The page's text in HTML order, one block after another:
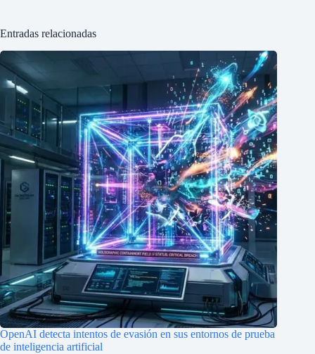
Entradas relacionadas
OpenAI detecta intentos de evasión en sus entornos de prueba
de inteligencia artificial